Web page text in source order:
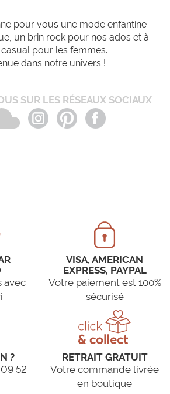
pour vous une mode enfantine
un brin rock pour nos ados et à
pour les femmes.
dans notre univers !
SUR LES RÉSEAUX SOCIAUX
avec
VISA, AMERICAN
EXPRESS, PAYPAL
Votre paiement est 100%
sécurisé
?
52
RETRAIT GRATUIT
Votre commande livrée
en boutique